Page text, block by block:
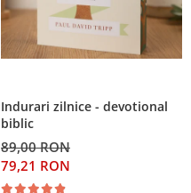
Indurari zilnice - devotional
biblic
89,00 RON
79,21 RON